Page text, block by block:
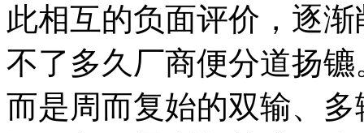
此相互的负面评价，逐
不了多久厂商便分道扬
而是周而复始的双输、